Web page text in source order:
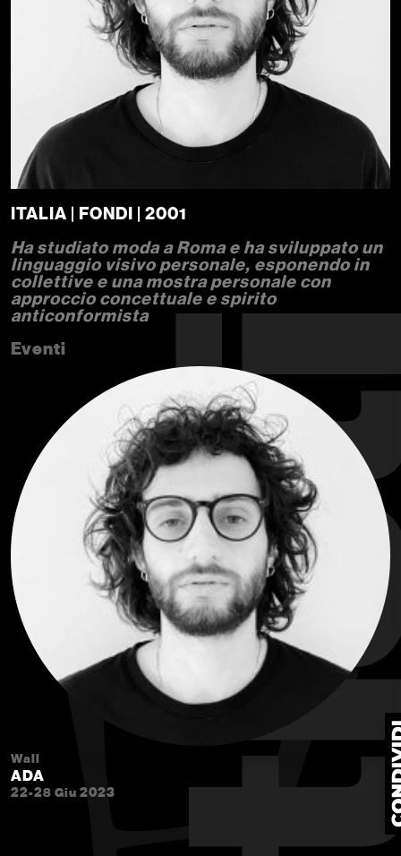
ITALIA | FONDI | 2001
Ha studiato moda a Roma e ha sviluppato un
linguaggio visivo personale, esponendo in
collettive e una mostra personale con
approccio concettuale e spirito
anticonformista
Eventi
Wall
ADA
22-28 Giu 2023